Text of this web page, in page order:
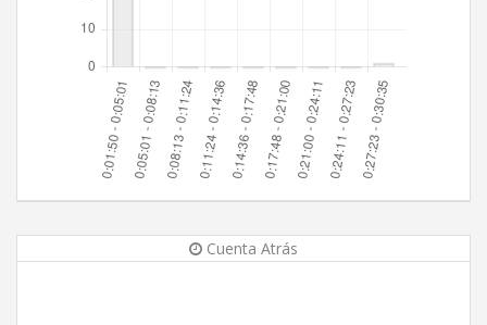
Cuenta Atrás